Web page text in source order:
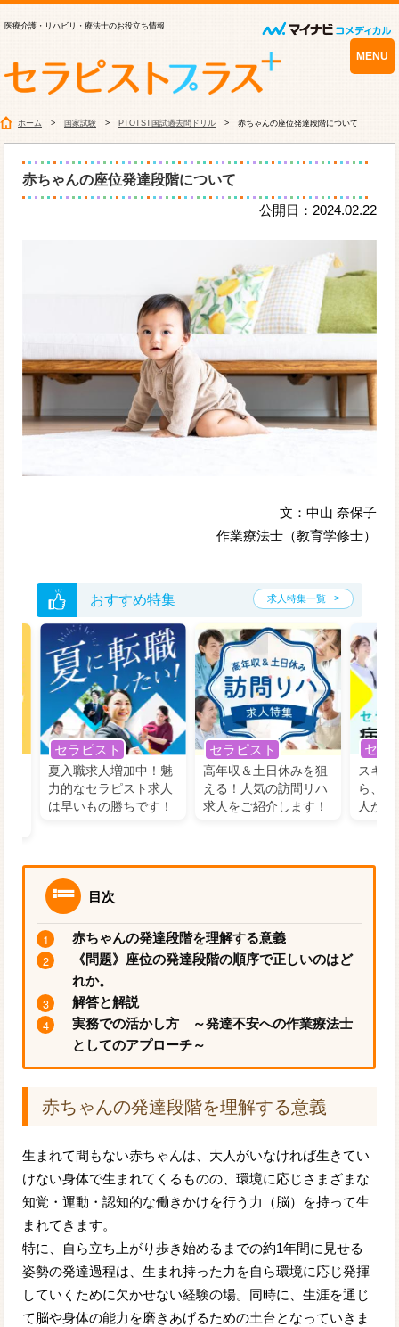
医療介護・リハビリ・療法士のお役立ち情報
MENU
ホーム 国家試験 PTOTST国試過去問ドリル 赤ちゃんの座位発達段階について
赤ちゃんの座位発達段階について
公開日：2024.02.22
文：中山 奈保子
作業療法士（教育学修士）
おすすめ特集 求人特集一覧
セラピスト
夏入職求人増加中！魅
力的なセラピスト求人
は早いもの勝ちです！
セラピスト
高年収＆土日休みを狙
える！人気の訪問リハ
求人をご紹介します！
セラ
スキ
ら、
人が
目次
赤ちゃんの発達段階を理解する意義
《問題》座位の発達段階の順序で正しいのはど
れか。
解答と解説
実務での活かし方 ～発達不安への作業療法士
としてのアプローチ～
赤ちゃんの発達段階を理解する意義
生まれて間もない赤ちゃんは、大人がいなければ生きてい
けない身体で生まれてくるものの、環境に応じさまざまな
知覚・運動・認知的な働きかけを行う力（脳）を持って生
まれてきます。
特に、自ら立ち上がり歩き始めるまでの約1年間に見せる
姿勢の発達過程は、生まれ持った力を自ら環境に応じ発揮
していくために欠かせない経験の場。同時に、生涯を通じ
て脳や身体の能力を磨きあげるための土台となっていきま